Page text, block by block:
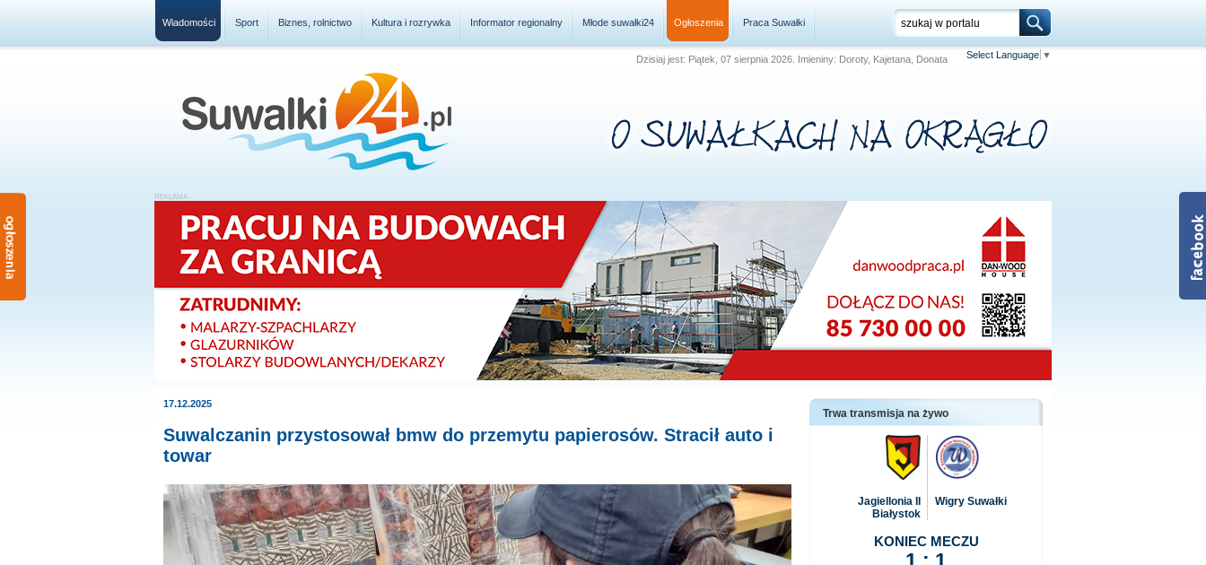
Wiadomości Sport Biznes, rolnictwo Kultura i rozrywka Informator regionalny Młode suwałki24 Ogłoszenia Praca Suwałki
Dzisiaj jest: Piątek, 07 sierpnia 2026. Imieniny: Doroty, Kajetana, Donata Select Language ▼
17.12.2025
Suwalczanin przystosował bmw do przemytu papierosów. Stracił auto i
towar
Trwa transmisja na żywo
Jagiellonia II
Białystok
Wigry Suwałki
KONIEC MECZU